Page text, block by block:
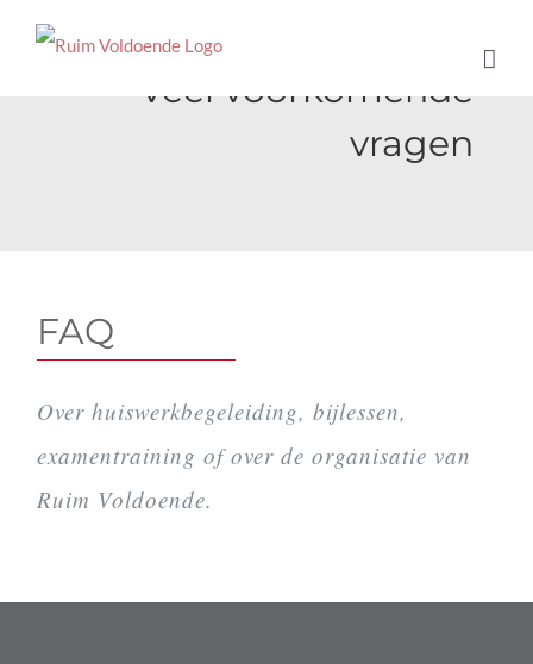
Veel voorkomende
vragen
FAQ
Over huiswerkbegeleiding, bijlessen,
examentraining of over de organisatie van
Ruim Voldoende.